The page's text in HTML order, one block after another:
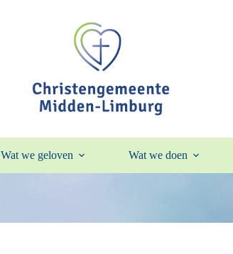
Wat we geloven Wat we doen